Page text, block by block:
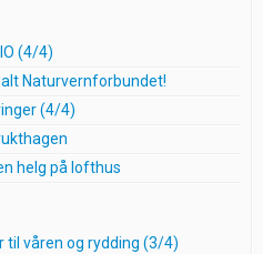
(4/4)
Naturvernforbundet!
(4/4)
helg på lofthus
til våren og rydding (3/4)